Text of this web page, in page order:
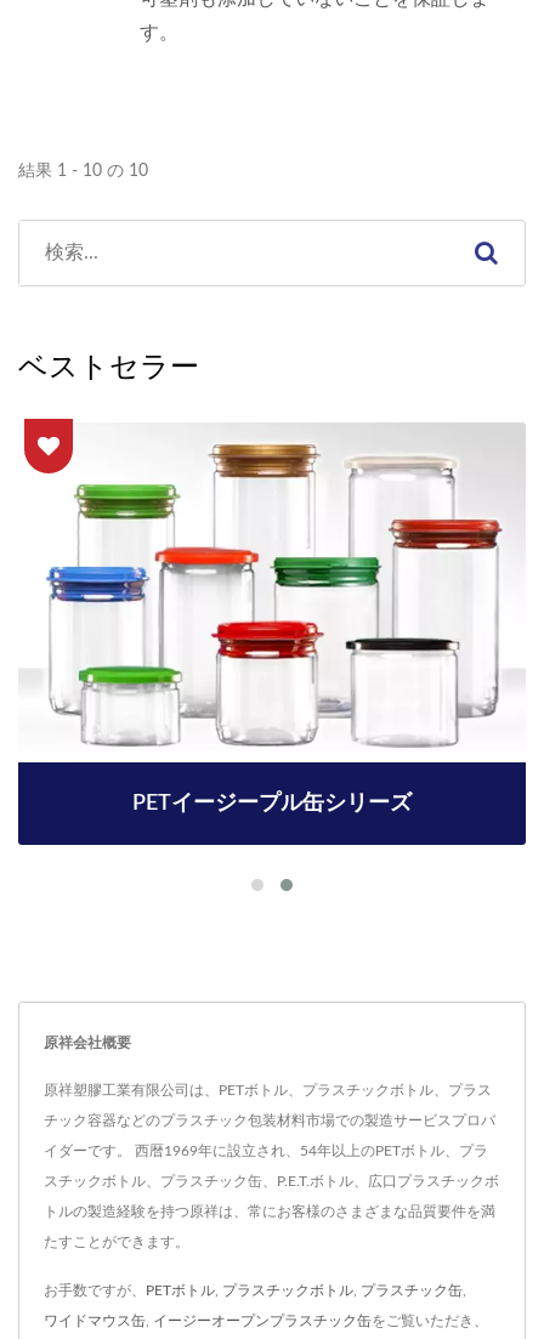
す。
結果 1 - 10 の 10
ベストセラー
PETイージープル缶シリーズ
原祥会社概要
原祥塑膠工業有限公司は、PETボトル、プラスチックボトル、プラス
チック容器などのプラスチック包装材料市場での製造サービスプロバ
イダーです。 西暦1969年に設立され、54年以上のPETボトル、プラ
スチックボトル、プラスチック缶、P.E.T.ボトル、広口プラスチックボ
トルの製造経験を持つ原祥は、常にお客様のさまざまな品質要件を満
たすことができます。
お手数ですが、 PETボトル プラスチックボトル プラスチック缶
ワイドマウス缶 イージーオープンプラスチック缶をご覧いただき、